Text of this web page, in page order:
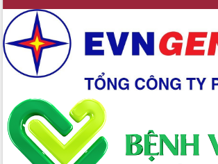
Giai đoạn 2026-2030, Đắk Lắk phấn
đấu có 77% xã đạt chuẩn nông thôn
mới
Chuyển đổi số 'mở đường' cho nông
nghiệp Đắk Lắk tăng trưởng bứt phá
Triển khai đồng bộ đo đạc, lập hồ sơ
địa chính, hoàn thiện cơ sở dữ liệu đất
đai
Ứng dụng sinh trắc học - Bước tiến
trong hành trình chuyển đổi số tại Đắk
Lắk